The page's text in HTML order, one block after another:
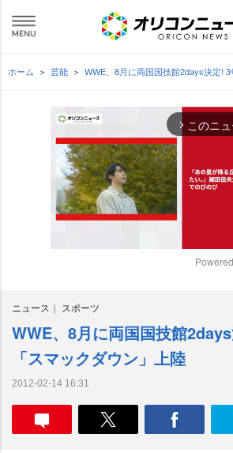
ホーム 芸能 WWE、8月に両国国技館2days決定!
arrow_forward_ios このニ
ニュース スポーツ
WWE、8月に両国国技館
「スマックダウン」上陸
2012-02-14 16:31